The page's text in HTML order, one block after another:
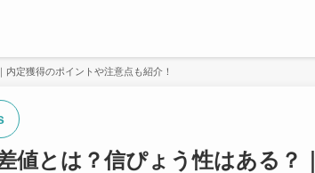
定獲得のポイントや注意点も紹介！
値とは？信ぴょう性はある？